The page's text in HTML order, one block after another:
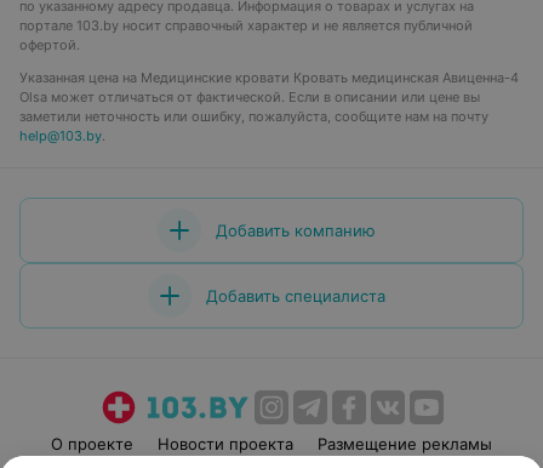
по указанному адресу продавца. Информация о товарах и услугах на
портале 103.by носит справочный характер и не является публичной
офертой.
Указанная цена на Медицинские кровати Кровать медицинская Авиценна-4
Olsa может отличаться от фактической. Если в описании или цене вы
заметили неточность или ошибку, пожалуйста, сообщите нам на почту
help@103.by.
Добавить компанию
Добавить специалиста
О проекте Новости проекта Размещение рекламы